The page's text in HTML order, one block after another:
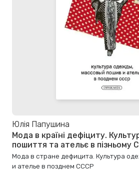
Юлія Папушина
Мода в країні дефіциту.
пошиття та ательє в пізньому
Мода в стране дефицита. Культура
и ателье в позднем СССР